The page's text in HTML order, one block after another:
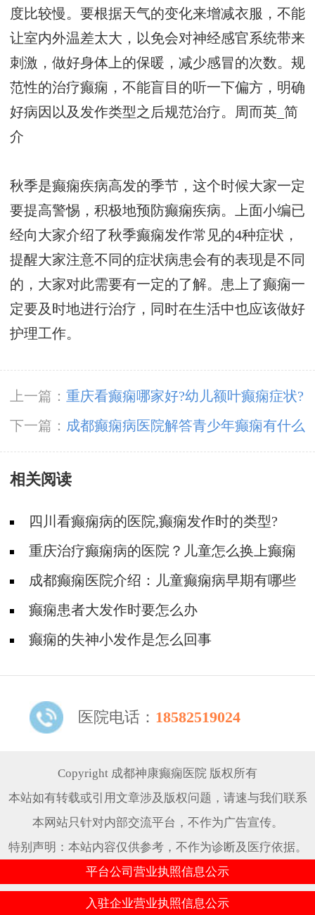
度比较慢。要根据天气的变化来增减衣服，不能
让室内外温差太大，以免会对神经感官系统带来
刺激，做好身体上的保暖，减少感冒的次数。规
范性的治疗癫痫，不能盲目的听一下偏方，明确
好病因以及发作类型之后规范治疗。 周而英_简
介
秋季是癫痫疾病高发的季节，这个时候大家一定
要提高警惕，积极地预防癫痫疾病。上面小编已
经向大家介绍了秋季癫痫发作常见的4种症状，
提醒大家注意不同的症状病患会有的表现是不同
的，大家对此需要有一定的了解。患上了癫痫一
定要及时地进行治疗，同时在生活中也应该做好
护理工作。
上一篇： 重庆看癫痫哪家好?幼儿额叶癫痫症状?
下一篇： 成都癫痫病医院解答青少年癫痫有什么
早期症状
相关阅读
四川看癫痫病的医院,癫痫发作时的类型?
重庆治疗癫痫病的医院？儿童怎么换上癫痫
病的?成都癫痫医院介绍：儿童癫痫病早期有哪些
特征?癫痫患者大发作时要怎么办
癫痫的失神小发作是怎么回事
医院电话： 18582519024
Copyright 成都神康癫痫医院 版权所有
本站如有转载或引用文章涉及版权问题，请速与我们联系
本网站只针对内部交流平台，不作为广告宣传。
特别声明：本站内容仅供参考，不作为诊断及医疗依据。
平台公司营业执照信息公示
入驻企业营业执照信息公示